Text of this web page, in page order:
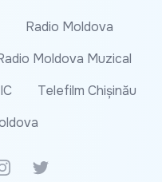
Radio Moldova
Moldova Muzical
Telefilm Chișinău
Twitter